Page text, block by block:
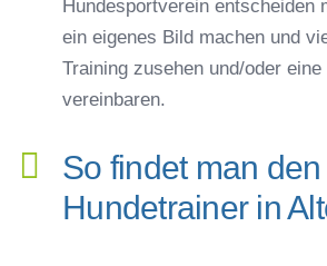
Hundesportverein entscheiden
ein eigenes Bild machen und
Training zusehen und/oder
vereinbaren.
So findet man
Hundetrainer in